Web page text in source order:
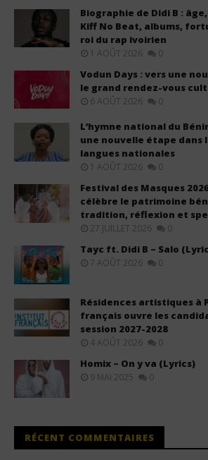
Biographie de Didi B :
Kiff No Beat, albums,
roi du rap ivoirien
1 AOÛT 2026 0
Vodun Days : vers une
le grand rendez-vous
6 AOÛT 2026 0
L’hymne national du
une nouvelle étape dans
langues nationales
1 AOÛT 2026 0
Festival des Masques
célèbre le patrimoine
tradition, réflexion et
27 JUILLET 2026 0
Tayc ft. Didi B – Salo
7 AOÛT 2026 0
Résidences artistiques à
français ouvre les
session 2027-2028
4 AOÛT 2026 0
Homix – On y va (Lyrics)
9 MAI 2025 0
RÉCENT COMMENTAIRES